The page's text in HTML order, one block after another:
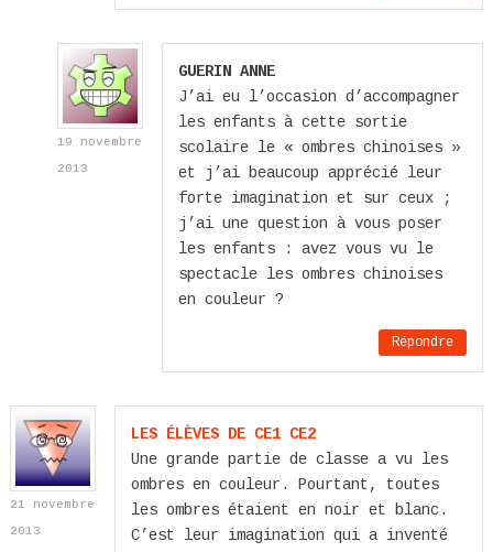
19 novembre
2013
GUERIN ANNE
J’ai eu l’occasion d’accompagner
les enfants à cette sortie
scolaire le « ombres chinoises »
et j’ai beaucoup apprécié leur
forte imagination et sur ceux ;
j’ai une question à vous poser
les enfants : avez vous vu le
spectacle les ombres chinoises
en couleur ?
Répondre
21 novembre
2013
LES ÉLÈVES DE CE1 CE2
Une grande partie de classe a vu les
ombres en couleur. Pourtant, toutes
les ombres étaient en noir et blanc.
C’est leur imagination qui a inventé